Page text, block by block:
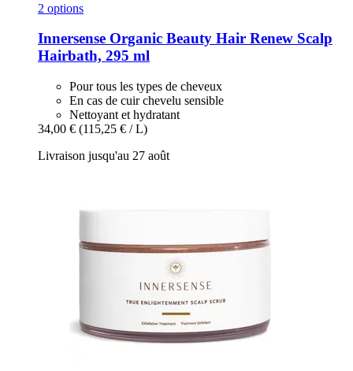
2 options
Innersense Organic Beauty Hair Renew Scalp
Hairbath, 295 ml
Pour tous les types de cheveux
En cas de cuir chevelu sensible
Nettoyant et hydratant
34,00 € (115,25 € / L)
Livraison jusqu'au 27 août